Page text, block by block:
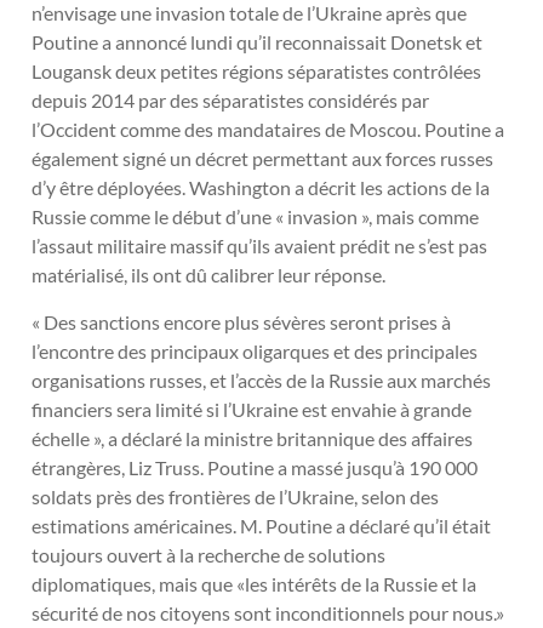
n’envisage une invasion totale de l’Ukraine après que
Poutine a annoncé lundi qu’il reconnaissait Donetsk et
Lougansk deux petites régions séparatistes contrôlées
depuis 2014 par des séparatistes considérés par
l’Occident comme des mandataires de Moscou. Poutine a
également signé un décret permettant aux forces russes
d’y être déployées. Washington a décrit les actions de la
Russie comme le début d’une « invasion », mais comme
l’assaut militaire massif qu’ils avaient prédit ne s’est pas
matérialisé, ils ont dû calibrer leur réponse.
« Des sanctions encore plus sévères seront prises à
l’encontre des principaux oligarques et des principales
organisations russes, et l’accès de la Russie aux marchés
financiers sera limité si l’Ukraine est envahie à grande
échelle », a déclaré la ministre britannique des affaires
étrangères, Liz Truss. Poutine a massé jusqu’à 190 000
soldats près des frontières de l’Ukraine, selon des
estimations américaines. M. Poutine a déclaré qu’il était
toujours ouvert à la recherche de solutions
diplomatiques, mais que «les intérêts de la Russie et la
sécurité de nos citoyens sont inconditionnels pour nous.»